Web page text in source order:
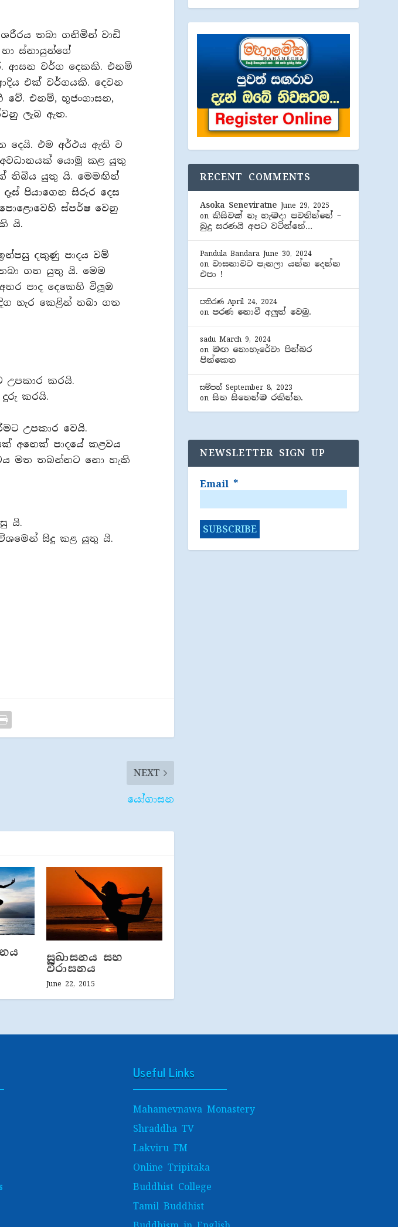
තබා ගනිමින් වාඩි
ස්නායුන්ගේ
ආසන වර්ග දෙකකි. එනම්
එක් වර්ගයකි. දෙවන
එනම්, භූජංගාසන,
ලැබ ඇත.
දෙයි. එම අර්ථය ඇති ව
අවධානයක් යොමු කළ යුතු
තිබිය යුතු යි. මෙමඟින්
පියාගෙන සිරුර දෙස
ස්පර්ෂ වෙනු
යි.
දකුණු පාදය වම්
ගත යුතු යි. මෙම
පාද දෙකෙහි විලූඹ
හැර කෙළින් තබා ගත
උපකාර කරයි.
දුරු කරයි.
උපකාර වෙයි.
අනෙක් පාදයේ කළවය
මත තබන්නට නො හැකි
යි.
සිදු කළ යුතු යි.
NEXT
යෝගාසන
සුඛාසනය සහ
වීරාසනය
June 22, 2015
RECENT COMMENTS
Asoka Seneviratne June 29, 2025
on කිසිවක් නෑ හැමදා පවතින්නේ –
බුදු සරණයි අපට වටින්නේ…
Pandula Bandara June 30, 2024
on වාසනාවට පැනලා යන්න දෙන්න
එපා !
පතිරණ April 24, 2024
on පරණ නොවී අලුත් වෙමු.
sadu March 9, 2024
on මඟ නොහැරේවා පින්බර
පින්කෙත
සම්පත් September 8, 2023
onසිත සිතෙන්ම රකින්න.
NEWSLETTER SIGN UP
Email *
Useful Links
Mahamevnawa Monastery
Shraddha TV
Lakviru FM
Online Tripitaka
Buddhist College
Tamil Buddhist